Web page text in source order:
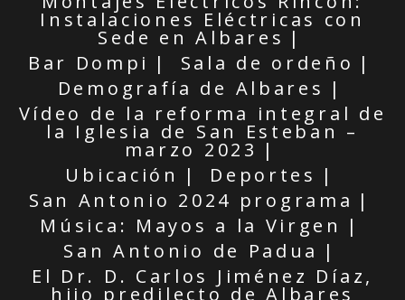
Instalaciones Eléctricas con
Sede en Albares
Bar Dompi
Sala de ordeño
Demografía de Albares
Vídeo de la reforma integral de
la Iglesia de San Esteban –
marzo 2023
Ubicación
Deportes
San Antonio 2024 programa
Música: Mayos a la Virgen
San Antonio de Padua
El Dr. D. Carlos Jiménez Díaz,
hijo predilecto de Albares